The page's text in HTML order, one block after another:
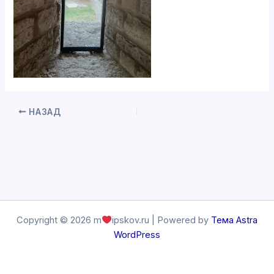
НАЗАД
Copyright © 2026 m ipskov.ru | Powered by Тема Astra
WordPress